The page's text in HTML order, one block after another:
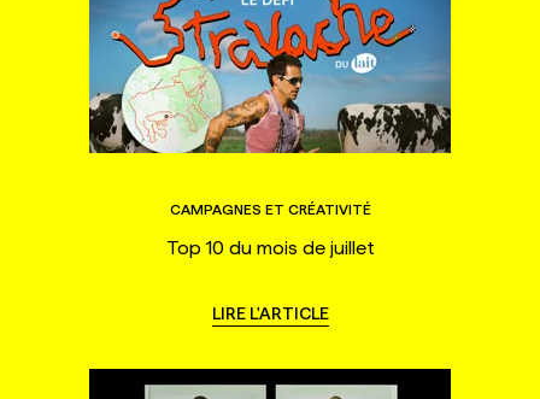
CAMPAGNES ET CRÉATIVITÉ
Top 10 du mois de juillet
LIRE L'ARTICLE